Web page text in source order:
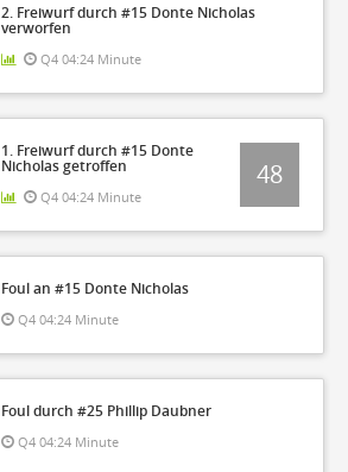
2. Freiwurf durch #15 Donte Nicholas
verworfen
Q4 04:24 Minute
1. Freiwurf durch #15 Donte
Nicholas getroffen
Q4 04:24 Minute
48
Foul an #15 Donte Nicholas
Q4 04:24 Minute
Foul durch #25 Phillip Daubner
Q4 04:24 Minute